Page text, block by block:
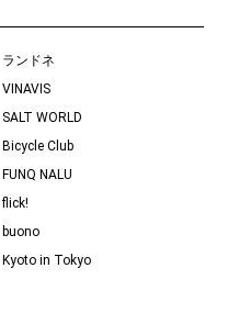
ランドネ
VINAVIS
SALT WORLD
Bicycle Club
FUNQ NALU
flick!
buono
Kyoto in Tokyo